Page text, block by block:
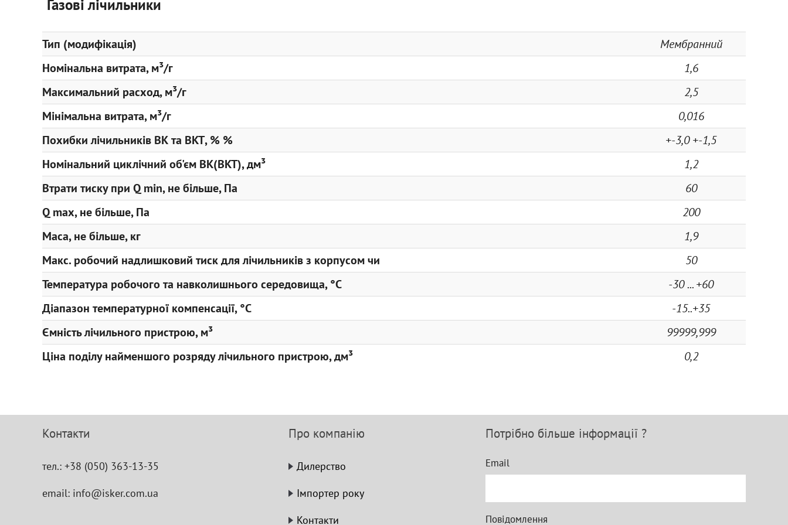
Газові лічильники
Тип (модифікація)
Мембранний
Номінальна витрата, м³/г
1,6
Максимальний расход, м³/г
2,5
Мінімальна витрата, м³/г
0,016
Похибки лічильників ВК та ВКТ, % %
+-3,0 +-1,5
Номінальний циклічний об'єм ВК(ВКТ), дм³
1,2
Втрати тиску при Q min, не більше, Па
60
Q max, не більше, Па
200
Маса, не більше, кг
1,9
Макс. робочий надлишковий тиск для лічильників з корпусом чи
50
Температура робочого та навколишнього середовища, °С
-30 ... +60
Діапазон температурної компенсації, °С
-15..+35
Ємність лічильного пристрою, м³
99999,999
Ціна поділу найменшого розряду лічильного пристрою, дм³
0,2
Контакти
тел.: +38 (050) 363-13-35
email: info@isker.com.ua
Про компанію
Дилерство
Імпортер року
Контакти
Потрібно більше інформації ?
Email
Повідомлення